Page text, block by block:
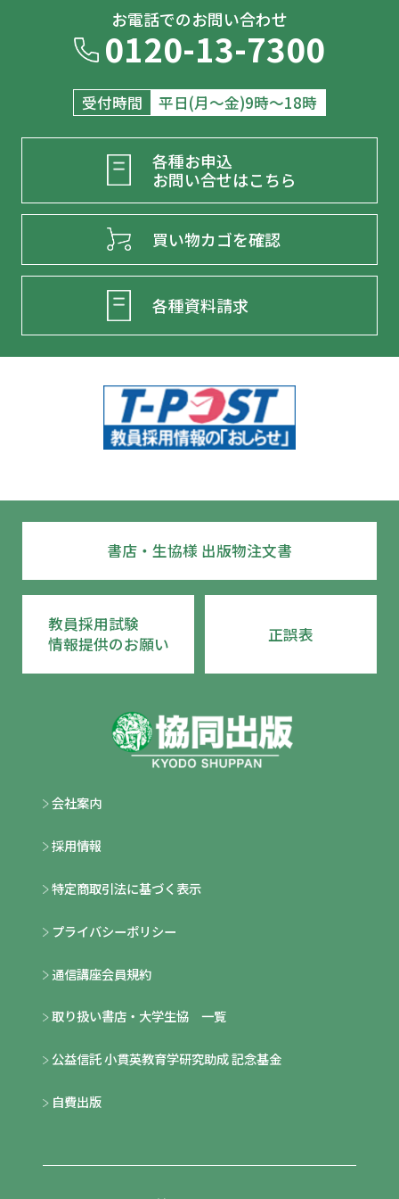
お電話でのお問い合わせ
0120-13-7300
受付時間 平日(月～金)9時～18時
各種お申込
お問い合せはこちら
買い物カゴを確認
各種資料請求
会社案内
採用情報
特定商取引法に基づく表示
プライバシーポリシー
通信講座会員規約
取り扱い書店・大学生協 一覧
公益信託 小貫英教育学研究助成 記念基金
自費出版
書店・生協様 出版物注文書
教員採用試験
情報提供のお願い
正誤表